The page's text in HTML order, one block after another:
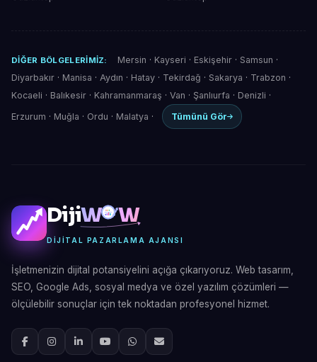
DIĞER BÖLGELERIMIZ: Mersin · Kayseri · Eskişehir· Samsun ·
Diyarbakır · Manisa · Aydın · Hatay · Tekirdağ · Sakarya · Trabzon ·
Kocaeli · Balıkesir · Kahramanmaraş · Van · Şanlıurfa · Denizli ·
Erzurum · Muğla · Ordu · Malatya · Tümünü Gör
DijiW W
DIJITAL PAZARLAMA AJANSI
İşletmenizin dijital potansiyelini açığa çıkarıyoruz. Web tasarım,
SEO, Google Ads, sosyal medya ve özel yazılım çözümleri —
ölçülebilir sonuçlar için tek noktadan profesyonel hizmet.